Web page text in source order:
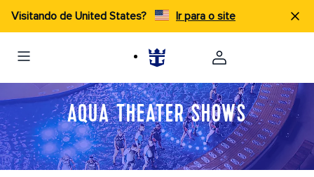
Visitando de United States? Ir para o site
AQUA THEATER SHOWS